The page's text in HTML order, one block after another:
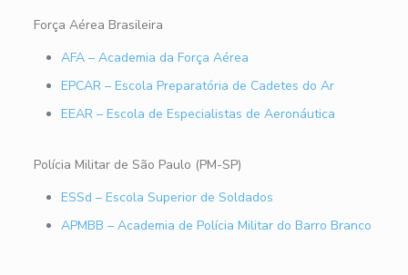
Força Aérea Brasileira
AFA – Academia da Força Aérea
EPCAR – Escola Preparatória de Cadetes do Ar
EEAR – Escola de Especialistas de Aeronáutica
Polícia Militar de São Paulo (PM-SP)
ESSd – Escola Superior de Soldados
APMBB – Academia de Polícia Militar do Barro Branco